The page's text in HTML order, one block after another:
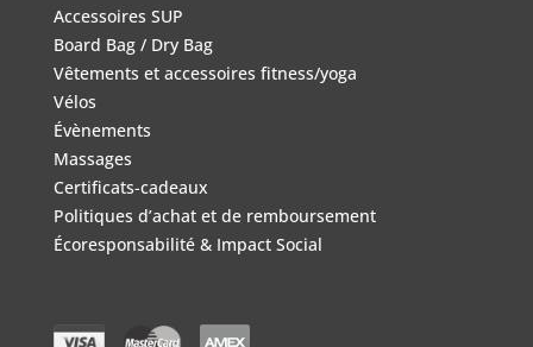
Accessoires SUP
Board Bag / Dry Bag
Vêtements et accessoires fitness/yoga
Vélos
Évènements
Massages
Certificats-cadeaux
Politiques d’achat et de remboursement
Écoresponsabilité & Impact Social